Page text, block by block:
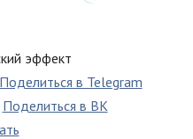
эффект
Поделиться в Telegram
Поделиться в ВК